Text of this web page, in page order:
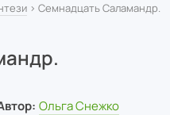
› Семнадцать Саламандр.
Ольга Снежко